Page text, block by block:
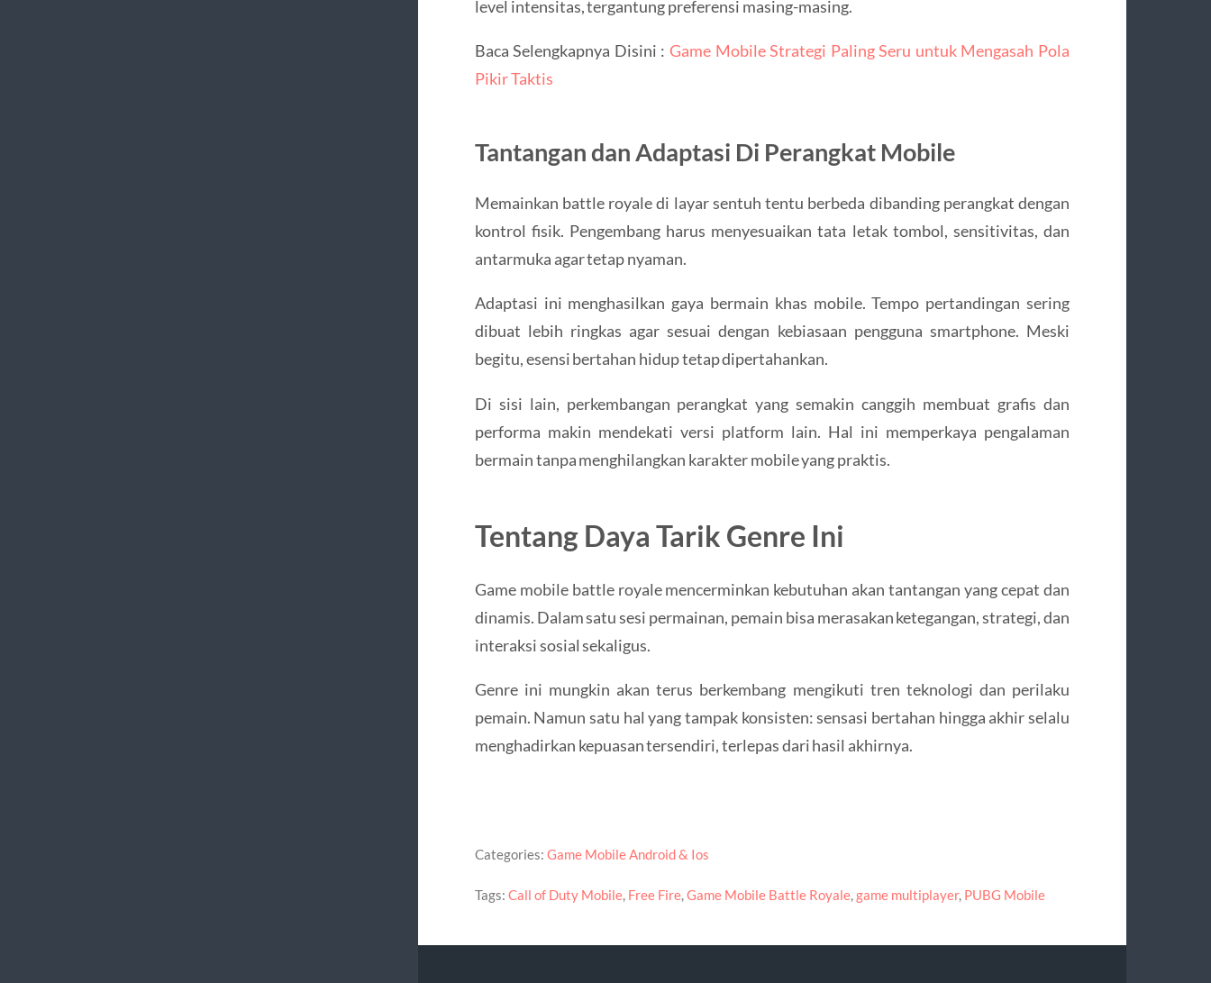
level intensitas, tergantung preferensi masing-masing.
Baca Selengkapnya Disini :Game Mobile Strategi Paling Seru untuk Mengasah Pola
Pikir Taktis
Tantangan dan Adaptasi Di Perangkat Mobile
Memainkan battle royale di layar sentuh tentu berbeda dibanding perangkat dengan
kontrol fisik. Pengembang harus menyesuaikan tata letak tombol, sensitivitas, dan
antarmuka agar tetap nyaman.
Adaptasi ini menghasilkan gaya bermain khas mobile. Tempo pertandingan sering
dibuat lebih ringkas agar sesuai dengan kebiasaan pengguna smartphone. Meski
begitu, esensi bertahan hidup tetap dipertahankan.
Di sisi lain, perkembangan perangkat yang semakin canggih membuat grafis dan
performa makin mendekati versi platform lain. Hal ini memperkaya pengalaman
bermain tanpa menghilangkan karakter mobile yang praktis.
Tentang Daya Tarik Genre Ini
Game mobile battle royale mencerminkan kebutuhan akan tantangan yang cepat dan
dinamis. Dalam satu sesi permainan, pemain bisa merasakan ketegangan, strategi, dan
interaksi sosial sekaligus.
Genre ini mungkin akan terus berkembang mengikuti tren teknologi dan perilaku
pemain. Namun satu hal yang tampak konsisten: sensasi bertahan hingga akhir selalu
menghadirkan kepuasan tersendiri, terlepas dari hasil akhirnya.
Categories: Game Mobile Android & Ios
Tags: Call of Duty Mobile, Free Fire, Game Mobile Battle Royale, game multiplayer, PUBG Mobile